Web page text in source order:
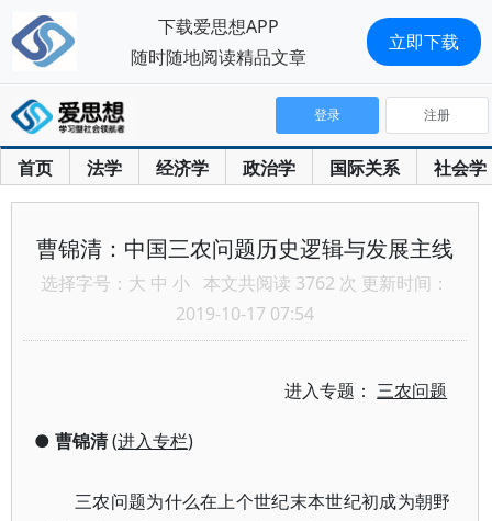
首页 法学 经济学 政治学 国际关系 社会学
登录 注册
曹锦清：中国三农问题历史逻辑与发展主线
选择字号： 大 中 小 本文共阅读 3762 次 更新时间：
2019-10-17 07:54
进入专题：三农问题
● 曹锦清(进入专栏)
三农问题为什么在上个世纪末本世纪初成为朝野
下载爱思想APP
随时随地阅读精品文章
立即下载